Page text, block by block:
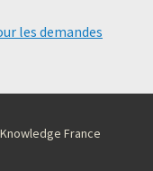
les demandes
France